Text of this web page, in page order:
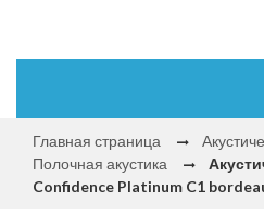
Главная страница
Полочная акустика
Confidence Platinum C1